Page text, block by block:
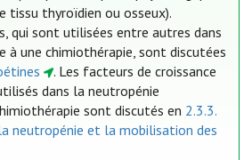
tissu thyroïdien ou osseux).
qui sont utilisées entre autres dans
à une chimiothérapie, sont discutées
. Les facteurs de croissance
dans la neutropénie
sont discutés en 2.3.3.
neutropénie et la mobilisation des